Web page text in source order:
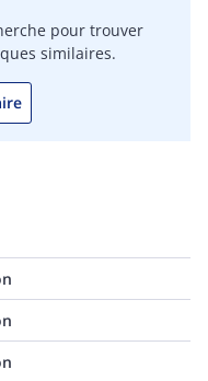
pour trouver
similaires.